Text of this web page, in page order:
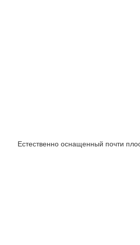
Естественно оснащенный почти